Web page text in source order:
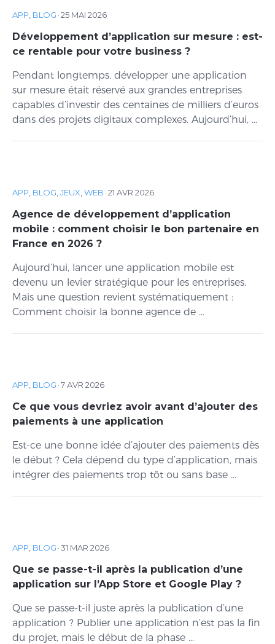
APP BLOG ·25 MAI 2026
Développement d’application sur mesure : est-
ce rentable pour votre business ?
Pendant longtemps, développer une application
sur mesure était réservé aux grandes entreprises
capables d’investir des centaines de milliers d’euros
dans des projets digitaux complexes. Aujourd’hui, ...
APP BLOG JEUX WEB ·21 AVR 2026
Agence de développement d’application
mobile : comment choisir le bon partenaire en
France en 2026 ?
Aujourd’hui, lancer une application mobile est
devenu un levier stratégique pour les entreprises.
Mais une question revient systématiquement :
Comment choisir la bonne agence de ...
APP BLOG ·7 AVR 2026
Ce que vous devriez avoir avant d’ajouter des
paiements à une application
Est-ce une bonne idée d’ajouter des paiements dès
le début ? Cela dépend du type d’application, mais
intégrer des paiements trop tôt ou sans base ...
APP BLOG ·31 MAR 2026
Que se passe-t-il après la publication d’une
application sur l’App Store et Google Play ?
Que se passe-t-il juste après la publication d’une
application ? Publier une application n’est pas la fin
du projet, mais le début de la phase ...